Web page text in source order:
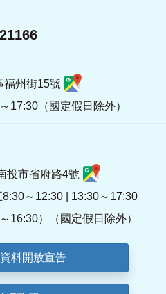
福州街15號
17:30（國定假日除外）
投市省府路4號
～12:30 | 13:30～17:30
16:30）（國定假日除外）
料開放宣告